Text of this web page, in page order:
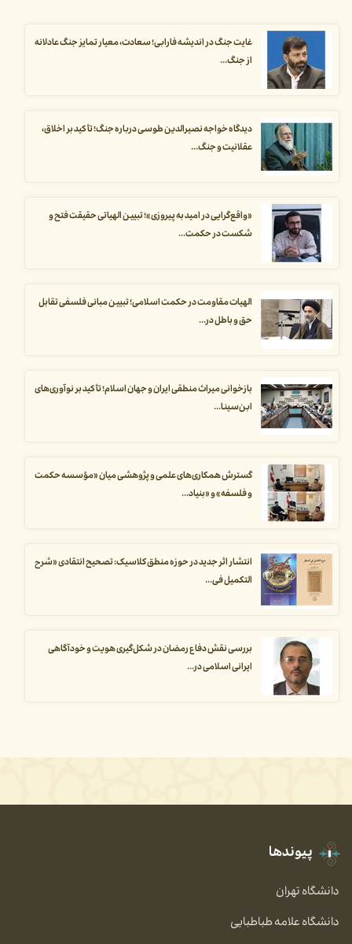
غایت جنگ در اندیشه فارابی؛ سعادت، معیار تمایز جنگ عادلانه
از جنگ...
دیدگاه خواجه نصیرالدین طوسی درباره جنگ؛ تأکید بر اخلاق،
عقلانیت و جنگ...
«واقع‌گرایی در امید به پیروزی»؛ تبیین الهیاتی حقیقت فتح و
شکست در حکمت...
الهیات مقاومت در حکمت اسلامی؛ تبیین مبانی فلسفی تقابل
حق و باطل در...
بازخوانی میراث منطقی ایران و جهان اسلام؛ تأکید بر نوآوری‌های
ابن‌سینا...
گسترش همکاری‌های علمی و پژوهشی میان «مؤسسه حکمت
و فلسفه» و «بنیاد...
انتشار اثر جدید در حوزه منطق کلاسیک: تصحیح انتقادی «شرح
التکمیل فی...
بررسی نقش دفاع رمضان در شکل‌گیری هویت و خودآگاهی
ایرانی اسلامی در...
پیوندها
دانشگاه تهران
دانشگاه علامه طباطبایی